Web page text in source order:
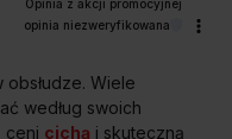
opinia niezweryfikowana
obsłudze. Wiele
według swoich
ceni cichą i skuteczną